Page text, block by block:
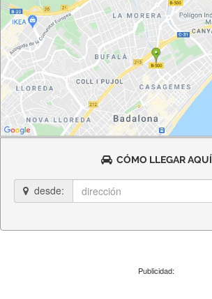
CÓMO LLEGAR AQUÍ
desde:
Publicidad: